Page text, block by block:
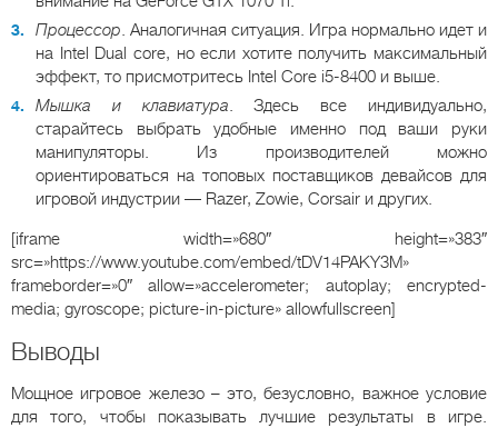
Процессор. Аналогичная ситуация. Игра нормально идет и
на Intel Dual core, но если хотите получить максимальный
эффект, то присмотритесь Intel Core i5-8400 и выше.
Мышка и клавиатура. Здесь все индивидуально,
старайтесь выбрать удобные именно под ваши руки
манипуляторы. Из производителей можно
ориентироваться на топовых поставщиков девайсов для
игровой индустрии — Razer, Zowie, Corsair и других.
[iframe width=»680″ height=»383″
src=»https://www.youtube.com/embed/tDV14PAKY3M»
frameborder=»0″ allow=»accelerometer; autoplay; encrypted-
media; gyroscope; picture-in-picture» allowfullscreen]
Выводы
Мощное игровое железо – это, безусловно, важное условие
для того, чтобы показывать лучшие результаты в игре.